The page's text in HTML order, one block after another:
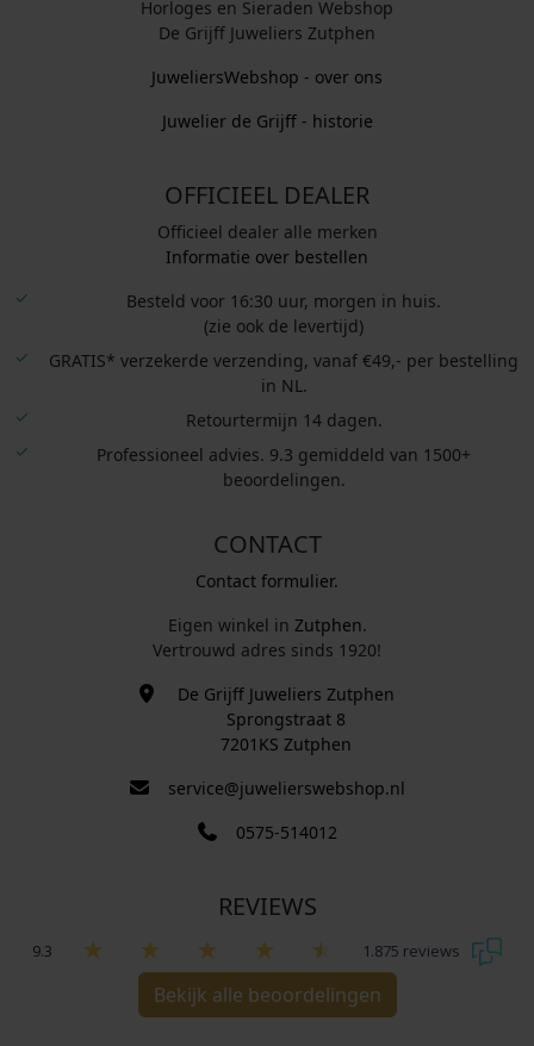
Horloges en Sieraden Webshop
De Grijff Juweliers Zutphen
JuweliersWebshop - over ons
Juwelier de Grijff - historie
OFFICIEEL DEALER
Officieel dealer alle merken
Informatie over bestellen
Besteld voor 16:30 uur, morgen in huis.
(zie ook de levertijd)
GRATIS* verzekerde verzending, vanaf €49,- per bestelling
in NL.
Retourtermijn 14 dagen.
Professioneel advies. 9.3 gemiddeld van 1500+
beoordelingen.
CONTACT
Contact formulier.
Eigen winkel in Zutphen.
Vertrouwd adres sinds 1920!
De Grijff Juweliers Zutphen
Sprongstraat 8
7201KS Zutphen
service@juwelierswebshop.nl
0575-514012
REVIEWS
9.3 1.875 reviews
Bekijk alle beoordelingen